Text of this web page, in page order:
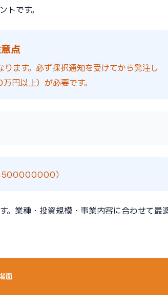
トです。
点
ます。必ず採択通知を受けてから発注し
円以上）が必要です。
500000000）
。業種・投資規模・事業内容に合わせて最
面